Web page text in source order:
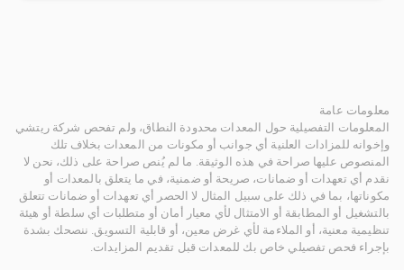
معلومات عامة
المعلومات التفصيلية حول المعدات محدودة النطاق، ولم تفحص شركة ريتشي
وإخوانه للمزادات العلنية أي جوانب أو مكونات من المعدات بخلاف تلك
المنصوص عليها صراحة في هذه الوثيقة. ما لم يُنص صراحة على ذلك، نحن لا
نقدم أي تعهدات أو ضمانات، صريحة أو ضمنية، في ما يتعلق بالمعدات أو
مكوناتها، بما في ذلك على سبيل المثال لا الحصر أي تعهدات أو ضمانات تتعلق
بالتشغيل أو المطابقة أو الامتثال لأي معيار أمان أو متطلبات أي سلطة أو هيئة
تنظيمية معنية، أو الملاءمة لأي غرض معين، أو قابلية التسويق. ننصحك بشدة
بإجراء فحص تفصيلي خاص بك للمعدات قبل تقديم المزايدات.